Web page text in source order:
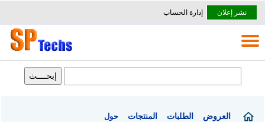
نشر إعلان إدارة الحساب
العروض الطلبات المنتجات حول